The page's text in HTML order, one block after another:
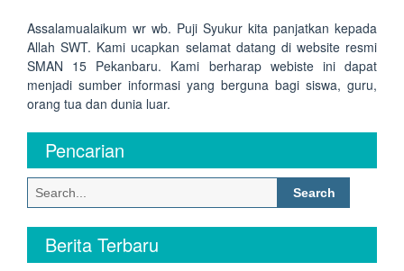
Assalamualaikum wr wb. Puji Syukur kita panjatkan kepada
Allah SWT. Kami ucapkan selamat datang di website resmi
SMAN 15 Pekanbaru. Kami berharap webiste ini dapat
menjadi sumber informasi yang berguna bagi siswa, guru,
orang tua dan dunia luar.
Pencarian
Search
for:
Berita Terbaru